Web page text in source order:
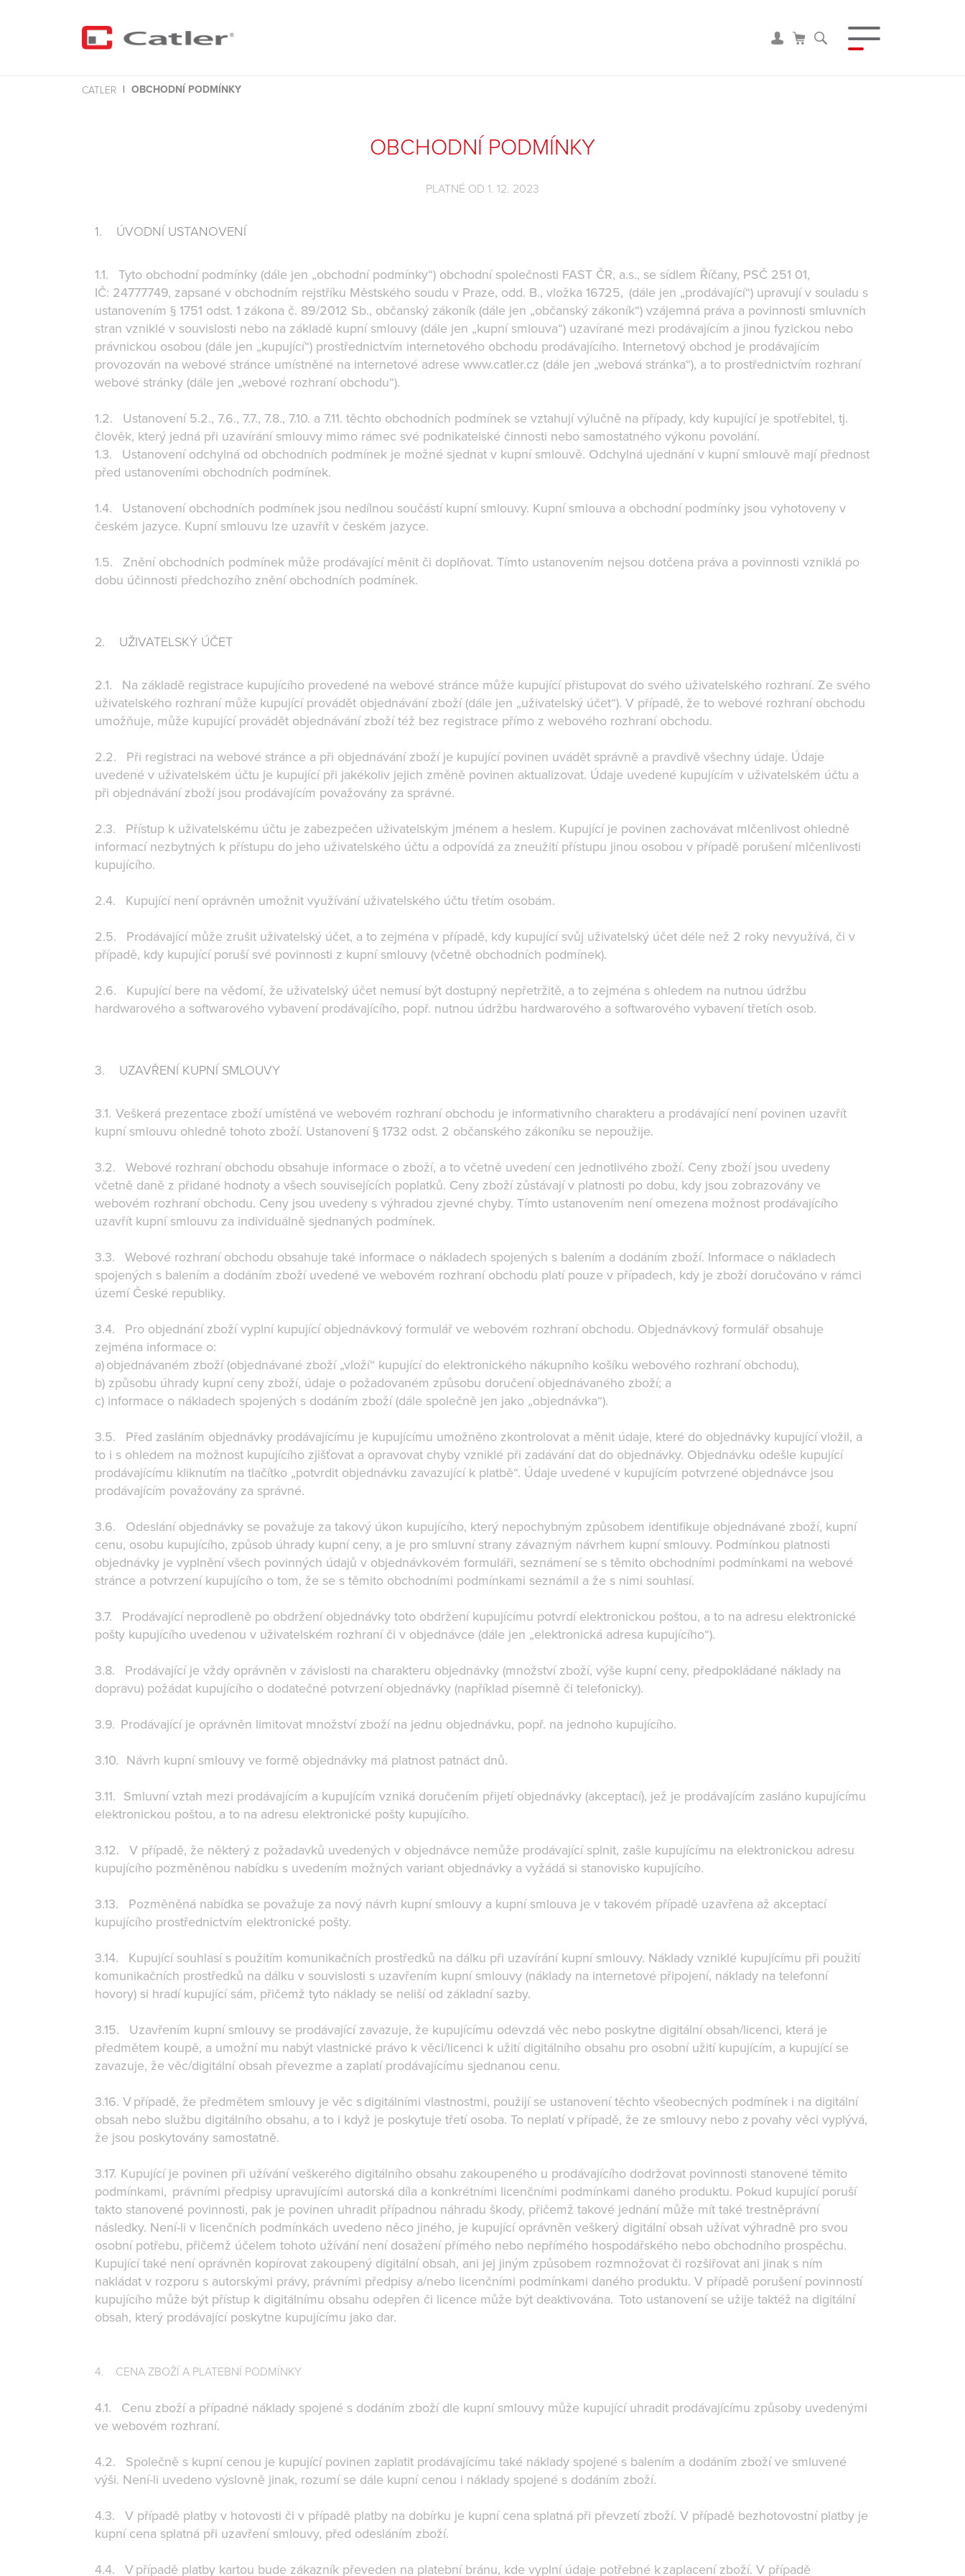
CATLER OBCHODNÍ PODMÍNKY
OBCHODNÍ PODMÍNKY
PLATNÉ OD 1. 12. 2023
1. ÚVODNÍ USTANOVENÍ
1.1. Tyto obchodní podmínky (dále jen „obchodní podmínky“) obchodní společnosti FAST ČR, a.s., se sídlem Říčany, PSČ 251 01,
IČ: 24777749, zapsané v obchodním rejstříku Městského soudu v Praze, odd. B., vložka 16725, (dále jen „prodávající“) upravují v souladu s
ustanovením § 1751 odst. 1 zákona č. 89/2012 Sb., občanský zákoník (dále jen „občanský zákoník“) vzájemná práva a povinnosti smluvních
stran vzniklé v souvislosti nebo na základě kupní smlouvy (dále jen „kupní smlouva“) uzavírané mezi prodávajícím a jinou fyzickou nebo
právnickou osobou (dále jen „kupující“) prostřednictvím internetového obchodu prodávajícího. Internetový obchod je prodávajícím
provozován na webové stránce umístněné na internetové adrese www.catler.cz (dále jen „webová stránka“), a to prostřednictvím rozhraní
webové stránky (dále jen „webové rozhraní obchodu“).
1.2. Ustanovení 5.2., 7.6., 7.7., 7.8., 7.10. a 7.11. těchto obchodních podmínek se vztahují výlučně na případy, kdy kupující je spotřebitel, tj.
člověk, který jedná při uzavírání smlouvy mimo rámec své podnikatelské činnosti nebo samostatného výkonu povolání.
1.3. Ustanovení odchylná od obchodních podmínek je možné sjednat v kupní smlouvě. Odchylná ujednání v kupní smlouvě mají přednost
před ustanoveními obchodních podmínek.
1.4. Ustanovení obchodních podmínek jsou nedílnou součástí kupní smlouvy. Kupní smlouva a obchodní podmínky jsou vyhotoveny v
českém jazyce. Kupní smlouvu lze uzavřít v českém jazyce.
1.5. Znění obchodních podmínek může prodávající měnit či doplňovat. Tímto ustanovením nejsou dotčena práva a povinnosti vzniklá po
dobu účinnosti předchozího znění obchodních podmínek.
2. UŽIVATELSKÝ ÚČET
2.1. Na základě registrace kupujícího provedené na webové stránce může kupující přistupovat do svého uživatelského rozhraní. Ze svého
uživatelského rozhraní může kupující provádět objednávání zboží (dále jen „uživatelský účet“). V případě, že to webové rozhraní obchodu
umožňuje, může kupující provádět objednávání zboží též bez registrace přímo z webového rozhraní obchodu.
2.2. Při registraci na webové stránce a při objednávání zboží je kupující povinen uvádět správně a pravdivě všechny údaje. Údaje
uvedené v uživatelském účtu je kupující při jakékoliv jejich změně povinen aktualizovat. Údaje uvedené kupujícím v uživatelském účtu a
při objednávání zboží jsou prodávajícím považovány za správné.
2.3. Přístup k uživatelskému účtu je zabezpečen uživatelským jménem a heslem. Kupující je povinen zachovávat mlčenlivost ohledně
informací nezbytných k přístupu do jeho uživatelského účtu a odpovídá za zneužití přístupu jinou osobou v případě porušení mlčenlivosti
kupujícího.
2.4. Kupující není oprávněn umožnit využívání uživatelského účtu třetím osobám.
2.5. Prodávající může zrušit uživatelský účet, a to zejména v případě, kdy kupující svůj uživatelský účet déle než 2 roky nevyužívá, či v
případě, kdy kupující poruší své povinnosti z kupní smlouvy (včetně obchodních podmínek).
2.6. Kupující bere na vědomí, že uživatelský účet nemusí být dostupný nepřetržitě, a to zejména s ohledem na nutnou údržbu
hardwarového a softwarového vybavení prodávajícího, popř. nutnou údržbu hardwarového a softwarového vybavení třetích osob.
3. UZAVŘENÍ KUPNÍ SMLOUVY
3.1. Veškerá prezentace zboží umístěná ve webovém rozhraní obchodu je informativního charakteru a prodávající není povinen uzavřít
kupní smlouvu ohledně tohoto zboží. Ustanovení § 1732 odst. 2 občanského zákoníku se nepoužije.
3.2. Webové rozhraní obchodu obsahuje informace o zboží, a to včetně uvedení cen jednotlivého zboží. Ceny zboží jsou uvedeny
včetně daně z přidané hodnoty a všech souvisejících poplatků. Ceny zboží zůstávají v platnosti po dobu, kdy jsou zobrazovány ve
webovém rozhraní obchodu. Ceny jsou uvedeny s výhradou zjevné chyby. Tímto ustanovením není omezena možnost prodávajícího
uzavřít kupní smlouvu za individuálně sjednaných podmínek.
3.3. Webové rozhraní obchodu obsahuje také informace o nákladech spojených s balením a dodáním zboží. Informace o nákladech
spojených s balením a dodáním zboží uvedené ve webovém rozhraní obchodu platí pouze v případech, kdy je zboží doručováno v rámci
území České republiky.
3.4. Pro objednání zboží vyplní kupující objednávkový formulář ve webovém rozhraní obchodu. Objednávkový formulář obsahuje
zejména informace o:
a) objednávaném zboží (objednávané zboží „vloží“ kupující do elektronického nákupního košíku webového rozhraní obchodu),
b) způsobu úhrady kupní ceny zboží, údaje o požadovaném způsobu doručení objednávaného zboží; a
c) informace o nákladech spojených s dodáním zboží (dále společně jen jako „objednávka“).
3.5. Před zasláním objednávky prodávajícímu je kupujícímu umožněno zkontrolovat a měnit údaje, které do objednávky kupující vložil, a
to i s ohledem na možnost kupujícího zjišťovat a opravovat chyby vzniklé při zadávání dat do objednávky. Objednávku odešle kupující
prodávajícímu kliknutím na tlačítko „potvrdit objednávku zavazující k platbě“. Údaje uvedené v kupujícím potvrzené objednávce jsou
prodávajícím považovány za správné.
3.6. Odeslání objednávky se považuje za takový úkon kupujícího, který nepochybným způsobem identifikuje objednávané zboží, kupní
cenu, osobu kupujícího, způsob úhrady kupní ceny, a je pro smluvní strany závazným návrhem kupní smlouvy. Podmínkou platnosti
objednávky je vyplnění všech povinných údajů v objednávkovém formuláři, seznámení se s těmito obchodními podmínkami na webové
stránce a potvrzení kupujícího o tom, že se s těmito obchodními podmínkami seznámil a že s nimi souhlasí.
3.7. Prodávající neprodleně po obdržení objednávky toto obdržení kupujícímu potvrdí elektronickou poštou, a to na adresu elektronické
pošty kupujícího uvedenou v uživatelském rozhraní či v objednávce (dále jen „elektronická adresa kupujícího“).
3.8. Prodávající je vždy oprávněn v závislosti na charakteru objednávky (množství zboží, výše kupní ceny, předpokládané náklady na
dopravu) požádat kupujícího o dodatečné potvrzení objednávky (například písemně či telefonicky).
3.9. Prodávající je oprávněn limitovat množství zboží na jednu objednávku, popř. na jednoho kupujícího.
3.10. Návrh kupní smlouvy ve formě objednávky má platnost patnáct dnů.
3.11. Smluvní vztah mezi prodávajícím a kupujícím vzniká doručením přijetí objednávky (akceptací), jež je prodávajícím zasláno kupujícímu
elektronickou poštou, a to na adresu elektronické pošty kupujícího.
3.12. V případě, že některý z požadavků uvedených v objednávce nemůže prodávající splnit, zašle kupujícímu na elektronickou adresu
kupujícího pozměněnou nabídku s uvedením možných variant objednávky a vyžádá si stanovisko kupujícího.
3.13. Pozměněná nabídka se považuje za nový návrh kupní smlouvy a kupní smlouva je v takovém případě uzavřena až akceptací
kupujícího prostřednictvím elektronické pošty.
3.14. Kupující souhlasí s použitím komunikačních prostředků na dálku při uzavírání kupní smlouvy. Náklady vzniklé kupujícímu při použití
komunikačních prostředků na dálku v souvislosti s uzavřením kupní smlouvy (náklady na internetové připojení, náklady na telefonní
hovory) si hradí kupující sám, přičemž tyto náklady se neliší od základní sazby.
3.15. Uzavřením kupní smlouvy se prodávající zavazuje, že kupujícímu odevzdá věc nebo poskytne digitální obsah/licenci, která je
předmětem koupě, a umožní mu nabýt vlastnické právo k věci/licenci k užití digitálního obsahu pro osobní užití kupujícím, a kupující se
zavazuje, že věc/digitální obsah převezme a zaplatí prodávajícímu sjednanou cenu.
3.16. V případě, že předmětem smlouvy je věc s digitálními vlastnostmi, použijí se ustanovení těchto všeobecných podmínek i na digitální
obsah nebo službu digitálního obsahu, a to i když je poskytuje třetí osoba. To neplatí v případě, že ze smlouvy nebo z povahy věci vyplývá,
že jsou poskytovány samostatně.
3.17. Kupující je povinen při užívání veškerého digitálního obsahu zakoupeného u prodávajícího dodržovat povinnosti stanovené těmito
podmínkami, právními předpisy upravujícími autorská díla a konkrétními licenčními podmínkami daného produktu. Pokud kupující poruší
takto stanovené povinnosti, pak je povinen uhradit případnou náhradu škody, přičemž takové jednání může mít také trestněprávní
následky. Není-li v licenčních podmínkách uvedeno něco jiného, je kupující oprávněn veškerý digitální obsah užívat výhradně pro svou
osobní potřebu, přičemž účelem tohoto užívání není dosažení přímého nebo nepřímého hospodářského nebo obchodního prospěchu.
Kupující také není oprávněn kopírovat zakoupený digitální obsah, ani jej jiným způsobem rozmnožovat či rozšiřovat ani jinak s ním
nakládat v rozporu s autorskými právy, právními předpisy a/nebo licenčními podmínkami daného produktu. V případě porušení povinností
kupujícího může být přístup k digitálnímu obsahu odepřen či licence může být deaktivována. Toto ustanovení se užije taktéž na digitální
obsah, který prodávající poskytne kupujícímu jako dar.
4. CENA ZBOŽÍ A PLATEBNÍ PODMÍNKY
4.1. Cenu zboží a případné náklady spojené s dodáním zboží dle kupní smlouvy může kupující uhradit prodávajícímu způsoby uvedenými
ve webovém rozhraní.
4.2. Společně s kupní cenou je kupující povinen zaplatit prodávajícímu také náklady spojené s balením a dodáním zboží ve smluvené
výši. Není-li uvedeno výslovně jinak, rozumí se dále kupní cenou i náklady spojené s dodáním zboží.
4.3. V případě platby v hotovosti či v případě platby na dobírku je kupní cena splatná při převzetí zboží. V případě bezhotovostní platby je
kupní cena splatná při uzavření smlouvy, před odesláním zboží.
4.4. V případě platby kartou bude zákazník převeden na platební bránu, kde vyplní údaje potřebné k zaplacení zboží. V případě